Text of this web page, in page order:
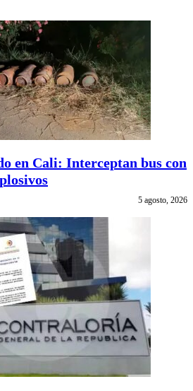
en Cali: Interceptan bus con
5 agosto, 2026